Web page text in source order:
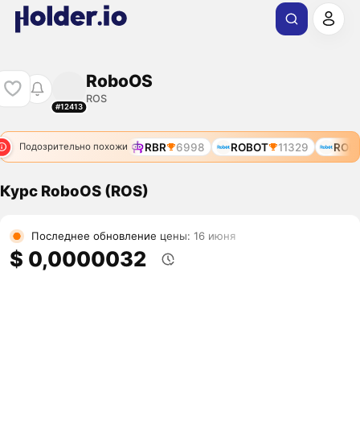
#12413
RoboOS
ROS
Подозрительно похожи RBR 6998 ROBOT 11329
Курс RoboOS (ROS)
Последнее обновление цены: 16 июня
$ 0,0000032